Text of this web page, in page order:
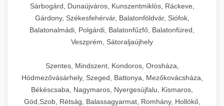
Sárbogárd, Dunaújváros, Kunszentmiklós, Ráckeve,
Gárdony, Székesfehérvár, Balatonföldvár, Siófok,
Balatonalmádi, Polgárdi, Balatonfűzfő, Balatonfüred,
Veszprém, Sátoraljaújhely
Szentes, Mindszent, Kondoros, Orosháza,
Hódmezővásárhely, Szeged, Battonya, Mezőkovácsháza,
Békéscsaba, Nagymaros, Nyergesújfalu, Kismaros,
Göd,Szob, Rétság, Balassagyarmat, Romhány, Hollókő,